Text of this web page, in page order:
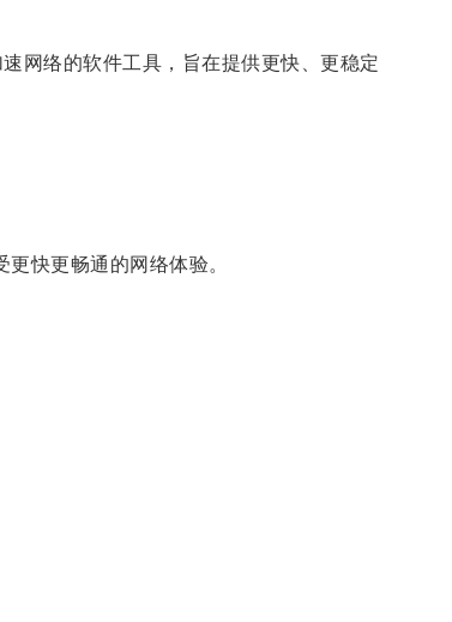
网络的软件工具，旨在提供更快、更稳定
快更畅通的网络体验。